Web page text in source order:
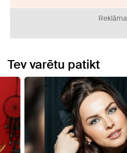
Reklāma
Tev varētu patikt